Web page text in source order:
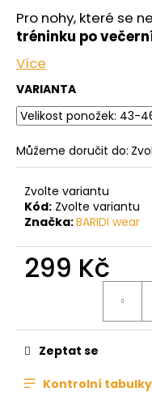
Pro nohy, které se
tréninku po
Více
VARIANTA
Můžeme doručit do:
Zvolte variantu
Kód: Zvolte variantu
Značka:BARIDI wear
299 Kč
Zeptat se
Kontrolní
Kč